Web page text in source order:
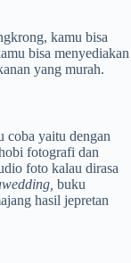
kamu bisa
bisa menyediakan
yang murah.
coba yaitu dengan
fotografi dan
foto kalau dirasa
buku
hasil jepretan